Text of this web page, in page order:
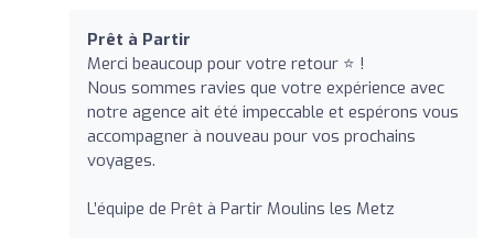
Prêt à Partir
Merci beaucoup pour votre retour ⭐ !
Nous sommes ravies que votre expérience avec
notre agence ait été impeccable et espérons vous
accompagner à nouveau pour vos prochains
voyages.
L’équipe de Prêt à Partir Moulins les Metz